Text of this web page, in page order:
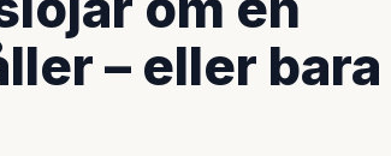
– eller bara